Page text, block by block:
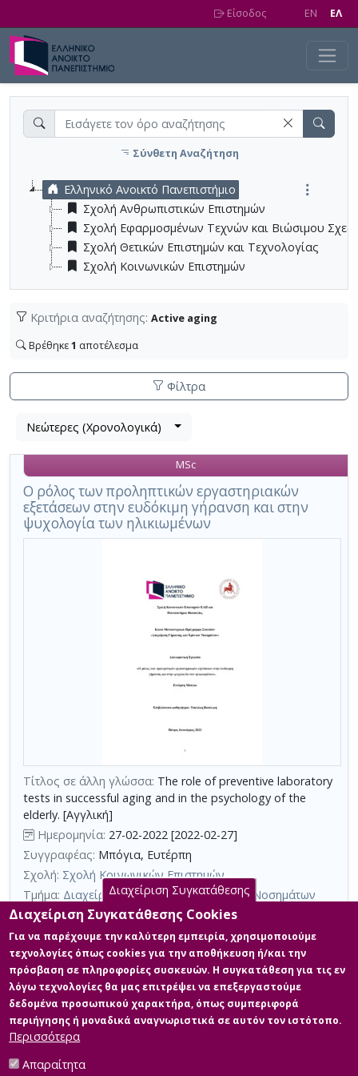
Είσοδος EN EΛ
Σύνθετη Αναζήτηση
Ελληνικό Ανοικτό Πανεπιστήμιο
Σχολή Ανθρωπιστικών Επιστημών
Σχολή Εφαρμοσμένων Τεχνών και Βιώσιμου
Σχολή Θετικών Επιστημών και Τεχνολογίας
Σχολή Κοινωνικών Επιστημών
Κριτήρια αναζήτησης: Active aging
Βρέθηκε1 αποτέλεσμα
Φίλτρα
Βρέθηκε
αποτέλεσμα
,
σύνολο
σελίδων
επιπλέον
κριτηρίων
αναζήτησης
Λίστα
τα
αποτελέσματα
αναζήτησης:
Νεώτερες (Χρονολογικά)
Ο ρόλος των προληπτικών εργαστηριακών
εξετάσεων στην ευδόκιμη γήρανση και στην
ψυχολογία των ηλικιωμένων
MSc
Τίτλος σε άλλη γλώσσα: The role of preventive laboratory
tests in successful aging and in the psychology of the
elderly. [Αγγλική]
Ημερομηνία: 27-02-2022 [2022-02-27]
Συγγραφέας: Μπόγια, Ευτέρπη
Σχολή: Σχολή Κοινωνικών Επιστημών
Τμήμα: Διαχείριση Γήρανσης και Χρόνιων Νοσημάτων
(ΓΧΝ)
Περίληψη (Abstract):
Η έννοια της ευδόκιμης γήρανσης ορίζεται
ως «…η διαδικασία βελτιστοποίησης των ευκαιριών για υγεία,
συμμετοχή και ασφάλεια προκειμένου να βελτιωθεί η ποιότητα
ζωής καθώς οι άνθρωποι γερνούν». Καθώς είναι
αδιαμφισβήτητης σημασίας ως θεμελιώδης έννοια πολιτικής
στην Ευρώπη, οι προσπάθειες να αυξηθούν τα εμπειρικά της
στοιχεία όσον αφορά τον λειτουργικό ορισμό και τα κριτήρια
έχουν λάβει αυξανόμενη π...
Διαχείριση Συγκατάθεσης
Διαχείριση Συγκατάθεσης Cookies
Για να παρέχουμε την καλύτερη εμπειρία, χρησιμοποιούμε
τεχνολογίες όπως cookies για την αποθήκευση ή/και την
πρόσβαση σε πληροφορίες συσκευών. Η συγκατάθεση για τις εν
λόγω τεχνολογίες θα μας επιτρέψει να επεξεργαστούμε
δεδομένα προσωπικού χαρακτήρα, όπως συμπεριφορά
περιήγησης ή μοναδικά αναγνωριστικά σε αυτόν τον ιστότοπο.
Περισσότερα
Απαραίτητα